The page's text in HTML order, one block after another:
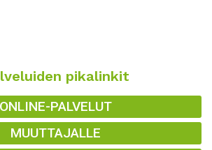
pikalinkit
ONLINE-PALVELUT
MUUTTAJALLE